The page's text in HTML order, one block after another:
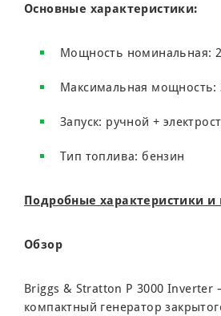
Основные характеристики:
Мощность номинальная:
Максимальная мощность:
Запуск: ручной +
Тип топлива: бензин
Подробные характеристики и
Обзор
Briggs & Stratton P 3000
компактный генератор